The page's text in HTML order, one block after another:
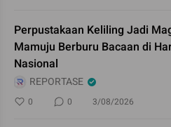
Perpustakaan Keliling Jadi
Mamuju Berburu Bacaan di
Nasional
REPORTASE
0 0 3/08/2026